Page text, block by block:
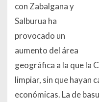
con Zabalgana y
Salburua ha
provocado un
aumento del área
geográfica a la que la
limpiar, sin que hayan
económicas. La de